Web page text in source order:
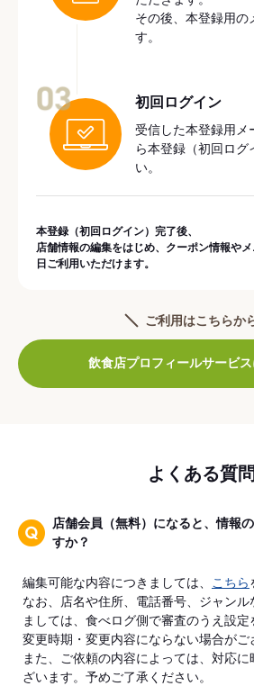
その後、本登録用の
す。
初回ログイン
受信した本登録用メ
ら本登録（初回ログ
い。
本登録（初回ログイン）完了後、
店舗情報の編集をはじめ、クーポン情報や
日ご利用いただけます。
ご利用はこちらか
飲食店プロフィールサービ
よくある質問
店舗会員（無料）になると、情報
すか？
編集可能な内容につきましては、 こちら
なお、店名や住所、電話番号、ジャンル
ましては、食べログ側で審査のうえ設
変更時期・変更内容にならない場合がご
また、ご依頼の内容によっては、対応
ざいます。予めご了承ください。